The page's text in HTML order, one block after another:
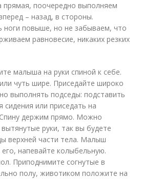
прямая, поочередно выполняем
– назад, в стороны.
ноги повыше, но не забываем, что
равновесие, никаких резких
малыша на руки спиной к себе.
чуть шире. Приседайте широко
выполнять подседы: подставить
сидения или приседать на
держим прямо. Можно
руки, так вы будете
верхней части тела. Малыш
напевайте колыбельную.
Приподнимите согнутые в
полу, животиком положите на